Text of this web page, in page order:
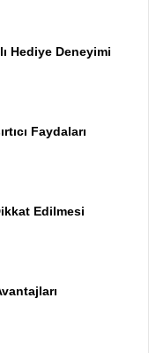
Hediye Deneyimi
Faydaları
Edilmesi